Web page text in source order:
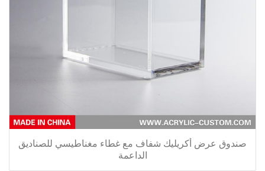
صندوق عرض أكريليك شفاف مع غطاء مغناطيسي للصناديق
الداعمة